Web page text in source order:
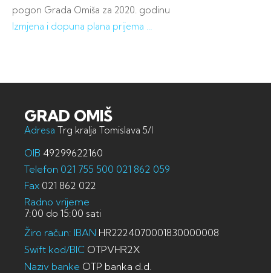
pogon Grada Omiša za 2020. godinu
Izmjena i dopuna plana prijema …
GRAD OMIŠ
Adresa Trg kralja Tomislava 5/I
OIB 49299622160
Telefon 021 755 500 021 862 059
Fax 021 862 022
Radno vrijeme
7:00 do 15:00 sati
Žiro račun: IBAN HR2224070001830000008
Swift kod/BIC OTPVHR2X
Naziv banke OTP banka d.d.